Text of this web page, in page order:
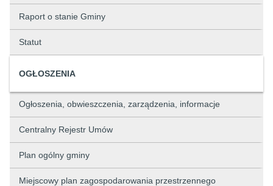
Raport o stanie Gminy
Statut
OGŁOSZENIA
Ogłoszenia, obwieszczenia, zarządzenia, informacje
Centralny Rejestr Umów
Plan ogólny gminy
Miejscowy plan zagospodarowania przestrzennego